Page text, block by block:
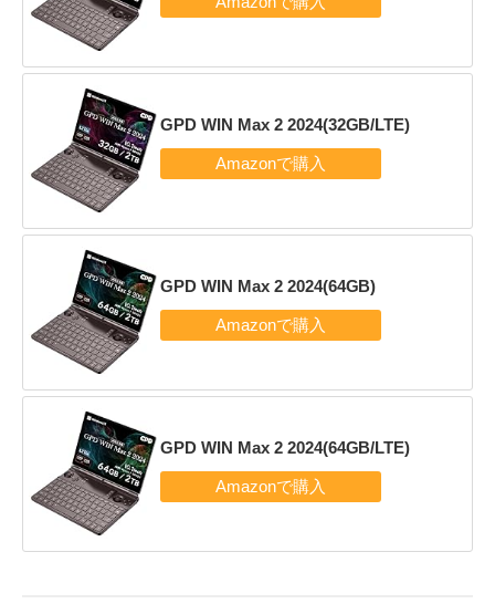
GPD WIN Max 2 2024(32GB/LTE)
GPD WIN Max 2 2024(64GB)
GPD WIN Max 2 2024(64GB/LTE)